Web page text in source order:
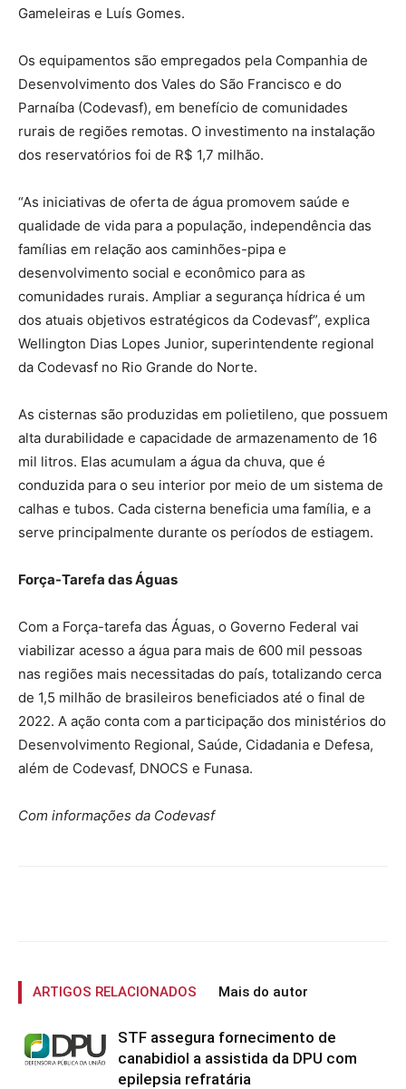
Gameleiras e Luís Gomes.
Os equipamentos são empregados pela Companhia de
Desenvolvimento dos Vales do São Francisco e do
Parnaíba (Codevasf), em benefício de comunidades
rurais de regiões remotas. O investimento na instalação
dos reservatórios foi de R$ 1,7 milhão.
“As iniciativas de oferta de água promovem saúde e
qualidade de vida para a população, independência das
famílias em relação aos caminhões-pipa e
desenvolvimento social e econômico para as
comunidades rurais. Ampliar a segurança hídrica é um
dos atuais objetivos estratégicos da Codevasf”, explica
Wellington Dias Lopes Junior, superintendente regional
da Codevasf no Rio Grande do Norte.
As cisternas são produzidas em polietileno, que possuem
alta durabilidade e capacidade de armazenamento de 16
mil litros. Elas acumulam a água da chuva, que é
conduzida para o seu interior por meio de um sistema de
calhas e tubos. Cada cisterna beneficia uma família, e a
serve principalmente durante os períodos de estiagem.
Força-Tarefa das Águas
Com a Força-tarefa das Águas, o Governo Federal vai
viabilizar acesso a água para mais de 600 mil pessoas
nas regiões mais necessitadas do país, totalizando cerca
de 1,5 milhão de brasileiros beneficiados até o final de
2022. A ação conta com a participação dos ministérios do
Desenvolvimento Regional, Saúde, Cidadania e Defesa,
além de Codevasf, DNOCS e Funasa.
Com informações da Codevasf
ARTIGOS RELACIONADOS Mais do autor
STF assegura fornecimento de
canabidiol a assistida da DPU com
epilepsia refratária